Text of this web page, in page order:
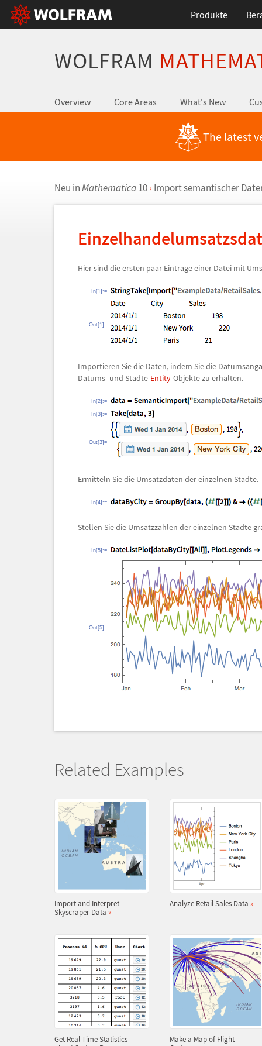
Produkte
WOLFRAM
Overview Core Areas What's New
The latest
Neu inMathematica10 › Import semantischer
Hier sind die ersten paar Einträge einer Datei mit
In[1]:=
Out[1]=
Importieren Sie die Daten, indem Sie die
Datums- und Städte-Entity-Objekte zu erhalten.
In[2]:=
In[3]:=
Out[3]=
Ermitteln Sie die Umsatzdaten der einzelnen Städte.
In[4]:=
Stellen Sie die Umsatzzahlen der einzelnen Städte
In[5]:=
Out[5]=
Related Examples
Import and Interpret
Skyscraper Data »
Analyze Retail Sales Data »
Get Real-Time Statistics
Make a Map of Flight